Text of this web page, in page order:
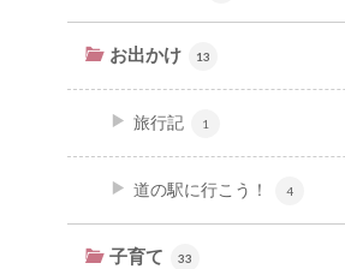
お出かけ 13
旅行記 1
道の駅に行こう！ 4
子育て 33